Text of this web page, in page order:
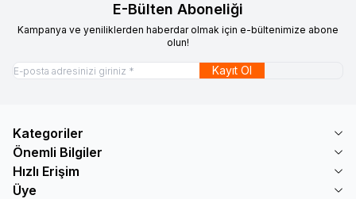
E-Bülten Aboneliği
Kampanya ve yeniliklerden haberdar olmak için e-bültenimize abone
olun!
Kayıt Ol
Kategoriler
Önemli Bilgiler
Hızlı Erişim
Üye